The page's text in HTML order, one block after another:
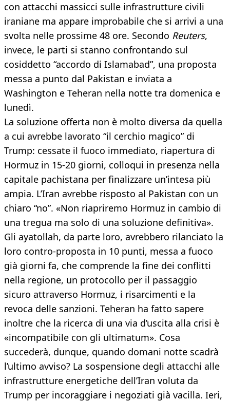
con attacchi massicci sulle infrastrutture civili
iraniane ma appare improbabile che si arrivi a una
svolta nelle prossime 48 ore. Secondo Reuters,
invece, le parti si stanno confrontando sul
cosiddetto “accordo di Islamabad”, una proposta
messa a punto dal Pakistan e inviata a
Washington e Teheran nella notte tra domenica e
lunedì.
La soluzione offerta non è molto diversa da quella
a cui avrebbe lavorato “il cerchio magico” di
Trump: cessate il fuoco immediato, riapertura di
Hormuz in 15-20 giorni, colloqui in presenza nella
capitale pachistana per finalizzare un’intesa più
ampia. L’Iran avrebbe risposto al Pakistan con un
chiaro “no”. «Non riapriremo Hormuz in cambio di
una tregua ma solo di una soluzione definitiva».
Gli ayatollah, da parte loro, avrebbero rilanciato la
loro contro-proposta in 10 punti, messa a fuoco
già giorni fa, che comprende la fine dei conflitti
nella regione, un protocollo per il passaggio
sicuro attraverso Hormuz, i risarcimenti e la
revoca delle sanzioni. Teheran ha fatto sapere
inoltre che la ricerca di una via d’uscita alla crisi è
«incompatibile con gli ultimatum». Cosa
succederà, dunque, quando domani notte scadrà
l’ultimo avviso? La sospensione degli attacchi alle
infrastrutture energetiche dell’Iran voluta da
Trump per incoraggiare i negoziati già vacilla. Ieri,